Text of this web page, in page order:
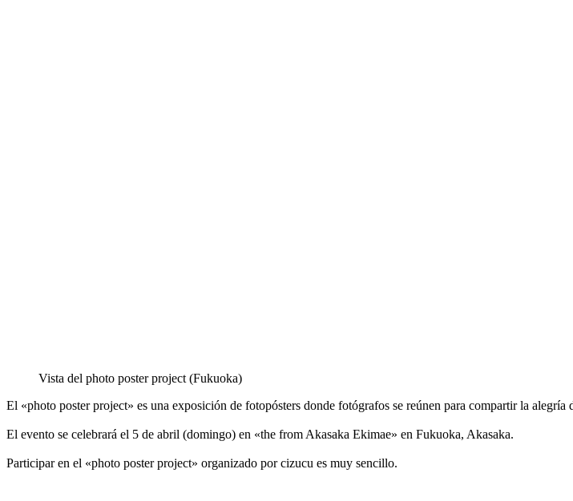
Vista del photo poster project (Fukuoka)
El «photo poster project» es una exposición de fotopósters donde fotógrafos se reúnen para compartir la
El evento se celebrará el 5 de abril (domingo) en «the from Akasaka Ekimae» en Fukuoka, Akasaka.
Participar en el «photo poster project» organizado por cizucu es muy sencillo.